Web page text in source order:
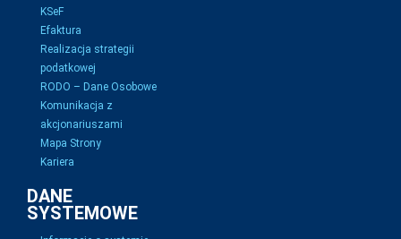
KSeF
Efaktura
Realizacja strategii
podatkowej
RODO – Dane Osobowe
Komunikacja z
akcjonariuszami
Mapa Strony
Kariera
DANE
SYSTEMOWE